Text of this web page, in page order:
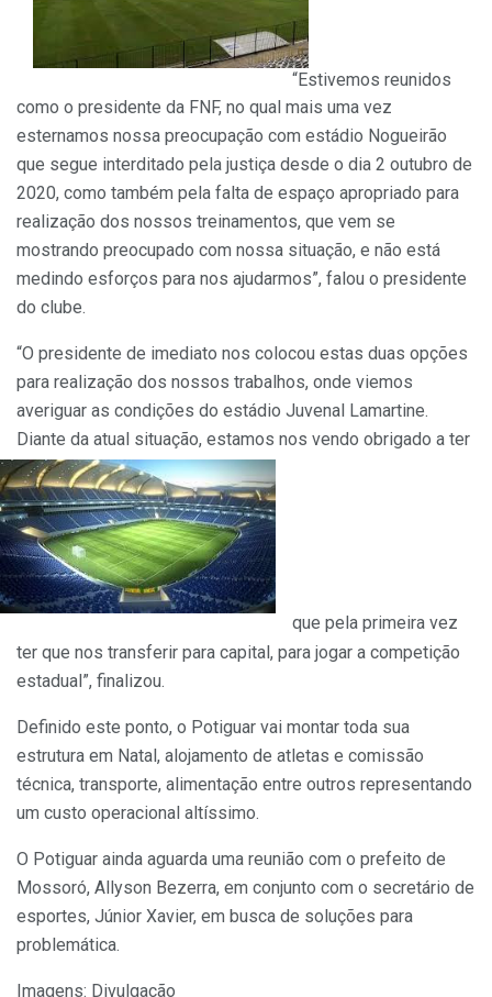
“Estivemos reunidos
como o presidente da FNF, no qual mais uma vez
esternamos nossa preocupação com estádio Nogueirão
que segue interditado pela justiça desde o dia 2 outubro de
2020, como também pela falta de espaço apropriado para
realização dos nossos treinamentos, que vem se
mostrando preocupado com nossa situação, e não está
medindo esforços para nos ajudarmos”, falou o presidente
do clube.
“O presidente de imediato nos colocou estas duas opções
para realização dos nossos trabalhos, onde viemos
averiguar as condições do estádio Juvenal Lamartine.
Diante da atual situação, estamos nos vendo obrigado a ter
que pela primeira vez
ter que nos transferir para capital, para jogar a competição
estadual”, finalizou.
Definido este ponto, o Potiguar vai montar toda sua
estrutura em Natal, alojamento de atletas e comissão
técnica, transporte, alimentação entre outros representando
um custo operacional altíssimo.
O Potiguar ainda aguarda uma reunião com o prefeito de
Mossoró, Allyson Bezerra, em conjunto com o secretário de
esportes, Júnior Xavier, em busca de soluções para
problemática.
Imagens: Divulgação